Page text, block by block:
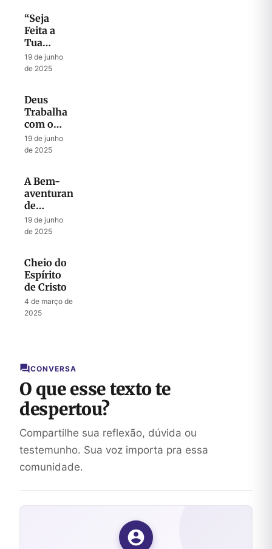
“Seja
Feita a
Tua
Vontade”
19 de junho
de 2025
Deus
Trabalha
com o
Quebrantado
19 de junho
de 2025
A Bem-
aventurança
de
Perseverar
durante a
19 de junho
de 2025
Cheio do
Espírito
de Cristo
4 de março de
2025
CONVERSA
O que esse texto te
despertou?
Compartilhe sua reflexão, dúvida ou
testemunho. Sua voz importa pra essa
comunidade.